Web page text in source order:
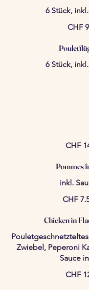
6 Stück,
CHF 9
6 Stück,
CHF
Pommes
inkl.
CHF
Chicken in
Zwiebel, Peperoni
Sauce
CHF